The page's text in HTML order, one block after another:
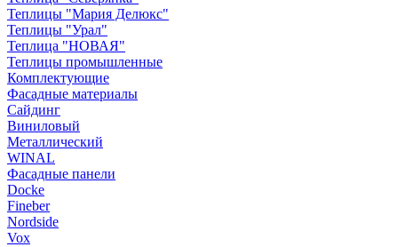
Теплицы "Мария Делюкс"
Теплицы "Урал"
Теплица "НОВАЯ"
Теплицы промышленные
Комплектующие
Фасадные материалы
Сайдинг
Виниловый
Металлический
WINAL
Фасадные панели
Docke
Fineber
Nordside
Vox